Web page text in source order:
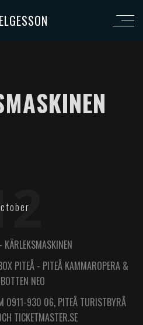
PITEÅ- PITEÅ KAMMAROPERA &
NEO
0911-930 06, PITEÅ TURISTBYRÅ
TICKETMASTER.SE